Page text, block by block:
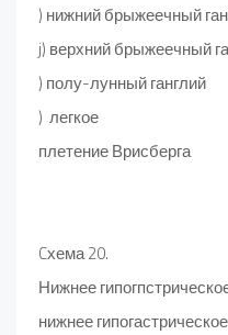
) нижний брыжеечный
j) верхний брыжеечный
) полу-лунный ганглий
) легкое
плетение Врисберга
Cхема 20.
Нижнее
нижнее